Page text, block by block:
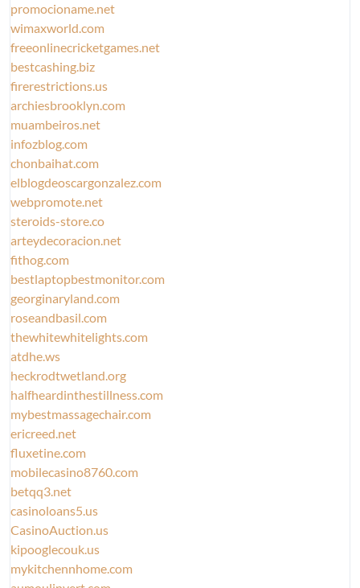
promocioname.net
wimaxworld.com
freeonlinecricketgames.net
bestcashing.biz
firerestrictions.us
archiesbrooklyn.com
muambeiros.net
infozblog.com
chonbaihat.com
elblogdeoscargonzalez.com
webpromote.net
steroids-store.co
arteydecoracion.net
fithog.com
bestlaptopbestmonitor.com
georginaryland.com
roseandbasil.com
thewhitewhitelights.com
atdhe.ws
heckrodtwetland.org
halfheardinthestillness.com
mybestmassagechair.com
ericreed.net
fluxetine.com
mobilecasino8760.com
betqq3.net
casinoloans5.us
CasinoAuction.us
kipooglecouk.us
mykitchennhome.com